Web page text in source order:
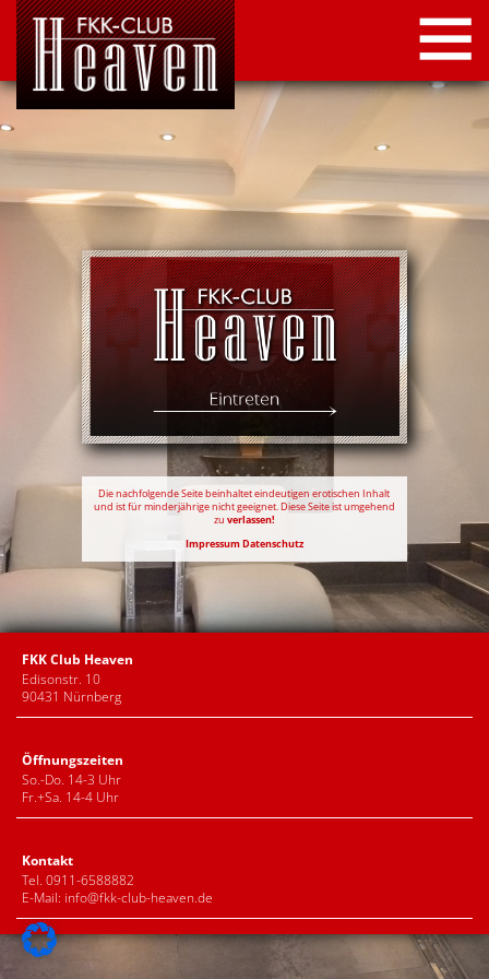
STARTSEITE
LOCATION
NEWS
KONTAKT
IMPRESSUM
DATENSCHUTZ
Die nachfolgende Seite beinhaltet eindeutigen erotischen Inhalt
und ist für minderjährige nicht geeignet. Diese Seite ist umgehend
zu verlassen!
Impressum Datenschutz
FKK Club Heaven
Edisonstr. 10
90431 Nürnberg
Öffnungszeiten
So.-Do. 14-3 Uhr
Fr.+Sa. 14-4 Uhr
Kontakt
Tel. 0911-6588882
E-Mail: info@fkk-club-heaven.de